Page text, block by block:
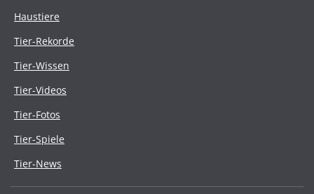
Haustiere
Tier-Rekorde
Tier-Wissen
Tier-Videos
Tier-Fotos
Tier-Spiele
Tier-News